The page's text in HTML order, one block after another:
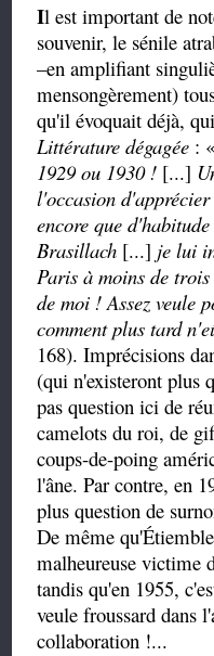
Il est important de
souvenir, le sénile
–en amplifiant
mensongèrement)
qu'il évoquait déjà,
Littérature dégagée : «
1929 ou 1930 ! [...]
l'occasion
encore que
Brasillach [...] je lui
Paris à moins de
de moi ! Assez veule
comment plus tard
168). Imprécisions
(qui n'existeront plus
pas question ici de
camelots du roi, de
coups-de-poing
l'âne. Par contre, en
plus question de
De même
malheureuse victime
tandis qu'en 1955,
veule froussard dans
collaboration !...